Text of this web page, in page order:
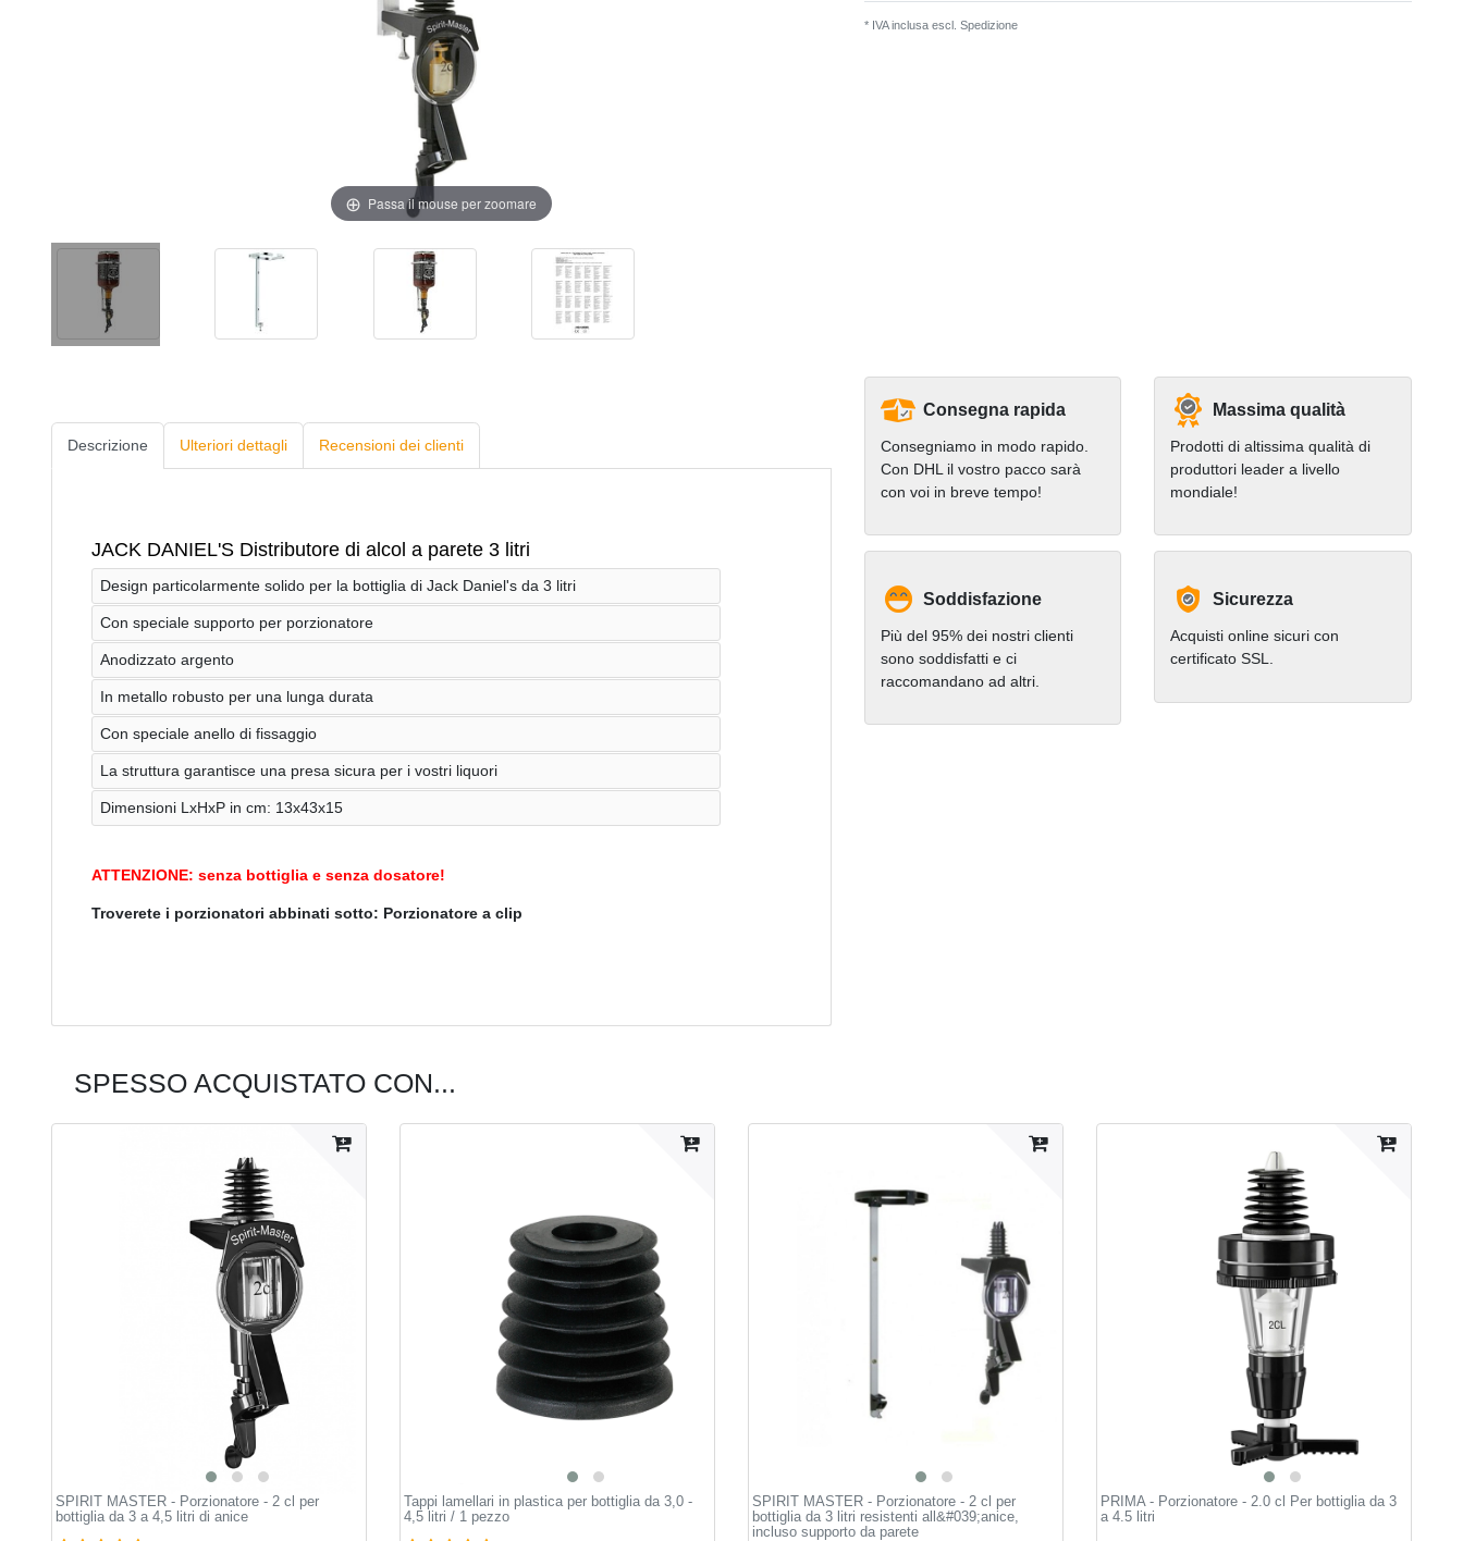
Passa il mouse per zoomare
* IVA inclusa escl. Spedizione
Descrizione Ulteriori dettagli Recensioni dei clienti
JACK DANIEL'S Distributore di alcol a parete 3 litri
Design particolarmente solido per la bottiglia di Jack Daniel's da 3 litri
Con speciale supporto per porzionatore
Anodizzato argento
In metallo robusto per una lunga durata
Con speciale anello di fissaggio
La struttura garantisce una presa sicura per i vostri liquori
Dimensioni LxHxP in cm: 13x43x15
ATTENZIONE: senza bottiglia e senza dosatore!
Troverete i porzionatori abbinati sotto: Porzionatore a clip
Consegna rapida
Consegniamo in modo rapido.
Con DHL il vostro pacco sarà
con voi in breve tempo!
Massima qualità
Prodotti di altissima qualità di
produttori leader a livello
mondiale!
Soddisfazione
Più del 95% dei nostri clienti
sono soddisfatti e ci
raccomandano ad altri.
Sicurezza
Acquisti online sicuri con
certificato SSL.
SPESSO ACQUISTATO CON...
SPIRIT MASTER - Porzionatore - 2 cl per
bottiglia da 3 a 4,5 litri di anice
Tappi lamellari in plastica per bottiglia da 3,0 -
4,5 litri / 1 pezzo
SPIRIT MASTER - Porzionatore - 2 cl per
bottiglia da 3 litri resistenti all&#039;anice,
incluso supporto da parete
PRIMA - Porzionatore - 2.0 cl Per bottiglia da 3
a 4.5 litri